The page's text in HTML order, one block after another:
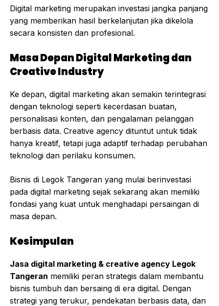
Digital marketing merupakan investasi jangka panjang
yang memberikan hasil berkelanjutan jika dikelola
secara konsisten dan profesional.
Masa Depan Digital Marketing dan
Creative Industry
Ke depan, digital marketing akan semakin terintegrasi
dengan teknologi seperti kecerdasan buatan,
personalisasi konten, dan pengalaman pelanggan
berbasis data. Creative agency dituntut untuk tidak
hanya kreatif, tetapi juga adaptif terhadap perubahan
teknologi dan perilaku konsumen.
Bisnis di Legok Tangeran yang mulai berinvestasi
pada digital marketing sejak sekarang akan memiliki
fondasi yang kuat untuk menghadapi persaingan di
masa depan.
Kesimpulan
Jasa digital marketing & creative agency Legok
Tangeran memiliki peran strategis dalam membantu
bisnis tumbuh dan bersaing di era digital. Dengan
strategi yang terukur, pendekatan berbasis data, dan